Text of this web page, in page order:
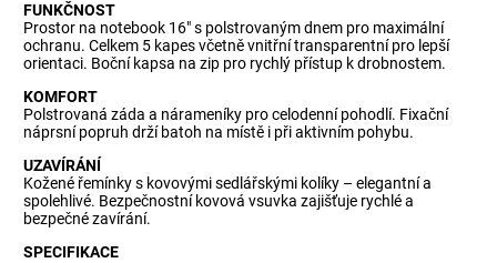
FUNKČNOST
Prostor na notebook 16" s polstrovaným dnem pro maximální
ochranu. Celkem 5 kapes včetně vnitřní transparentní pro lepší
orientaci. Boční kapsa na zip pro rychlý přístup k drobnostem.
KOMFORT
Polstrovaná záda a nárameníky pro celodenní pohodlí. Fixační
náprsní popruh drží batoh na místě i při aktivním pohybu.
UZAVÍRÁNÍ
Kožené řemínky s kovovými sedlářskými kolíky – elegantní a
spolehlivé. Bezpečnostní kovová vsuvka zajišťuje rychlé a
bezpečné zavírání.
SPECIFIKACE